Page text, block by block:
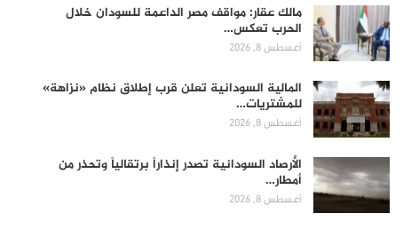
مالك عقار: مواقف مصر الداعمة للسودان خلال
الحرب تعكس…
أغسطس 8, 2026
المالية السودانية تعلن قرب إطلاق نظام «نزاهة»
للمشتريات…
أغسطس 8, 2026
الأرصاد السودانية تصدر إنذاراً برتقالياً وتحذر من
أمطار…
أغسطس 8, 2026